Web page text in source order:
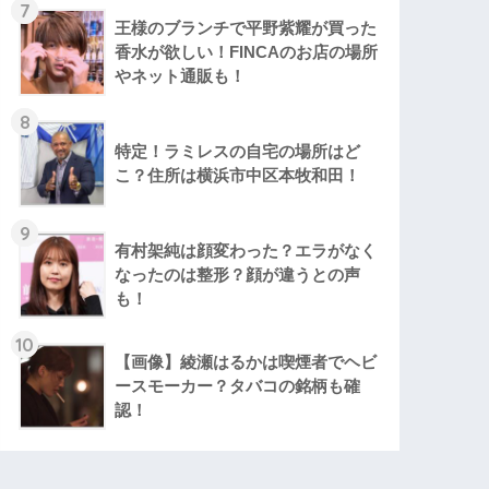
7
王様のブランチで平野紫耀が買った
香水が欲しい！FINCAのお店の場所
やネット通販も！
8
特定！ラミレスの自宅の場所はど
こ？住所は横浜市中区本牧和田！
9
有村架純は顔変わった？エラがなく
なったのは整形？顔が違うとの声
も！
10
【画像】綾瀬はるかは喫煙者でヘビ
ースモーカー？タバコの銘柄も確
認！